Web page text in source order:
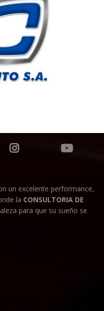
un excelente performance,
la CONSULTORIA DE
para que su sueño se